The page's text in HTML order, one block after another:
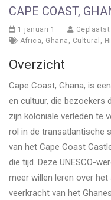
CAPE COAST,
1 januari 1
Africa
Ghana Cultural
Overzicht
Cape Coast, Ghana, is
en cultuur, die bezoekers
zijn koloniale verleden te
rol in de transatlantische
van het Cape Coast
die tijd. Deze UNESCO-
meer willen leren over het
veerkracht van het